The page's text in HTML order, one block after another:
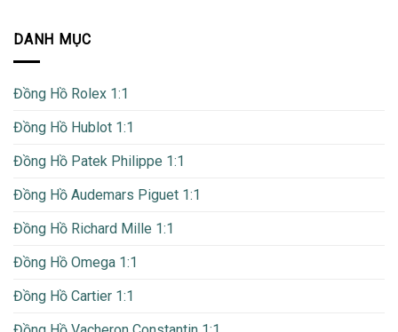
DANH MỤC
Đồng Hồ Rolex 1:1
Đồng Hồ Hublot 1:1
Đồng Hồ Patek Philippe 1:1
Đồng Hồ Audemars Piguet 1:1
Đồng Hồ Richard Mille 1:1
Đồng Hồ Omega 1:1
Đồng Hồ Cartier 1:1